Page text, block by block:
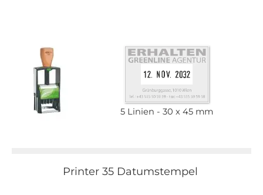
5 Linien 30 x 45 mm
Printer 35 Datumstempel